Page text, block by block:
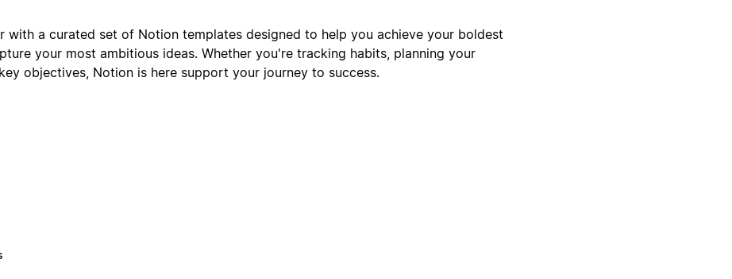
with a curated set of Notion templates designed to help you achieve your boldest
your most ambitious ideas. Whether you're tracking habits, planning your
objectives, Notion is here support your journey to success.